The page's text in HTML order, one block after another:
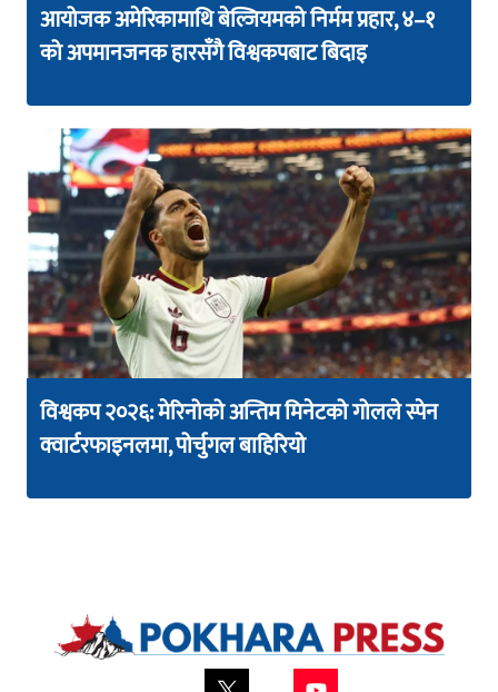
आयोजक अमेरिकामाथि बेल्जियमको निर्मम प्रहार, ४–१
को अपमानजनक हारसँगै विश्वकपबाट बिदाइ
विश्वकप २०२६: मेरिनोको अन्तिम मिनेटको गोलले स्पेन
क्वार्टरफाइनलमा, पोर्चुगल बाहिरियो